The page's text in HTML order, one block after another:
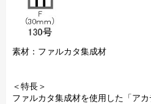
素材：ファルカタ集成材
＜特長＞
ファルカタ集成材を使用した「アカ